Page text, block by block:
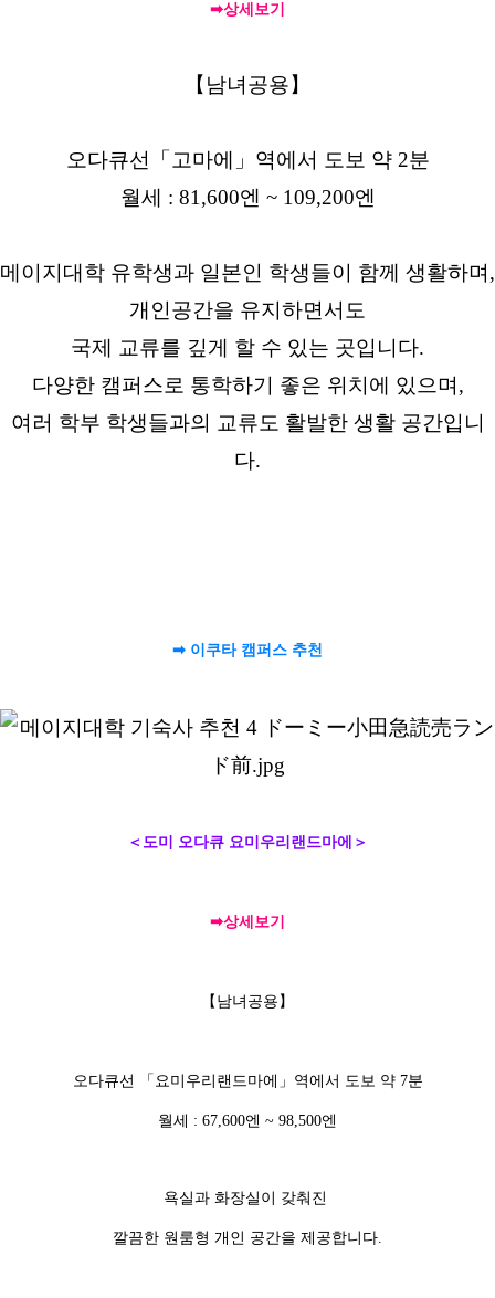
➡상세보기
【남녀공용】
오다큐선
「고마에」역에서 도보 약 2분
월세 : 81,600엔 ~ 109,200엔
메이지대학 유학생과 일본인 학생들이 함께 생활하며,
개인공간을 유지하면서도
국제 교류를 깊게 할 수 있는 곳입니다.
다양한 캠퍼스로 통학하기 좋은 위치에 있으며,
여러 학부 학생들과의 교류도 활발한 생활 공간입니
다.
➡ 이쿠타 캠퍼스 추천
＜도미 오다큐 요미우리랜드마에＞
➡상세보기
【남녀공용】
오다큐선 「 요미우리랜드마에 」 역에서 도보 약 7분
월세 : 67,600엔 ~ 98,500엔
욕실과 화장실이 갖춰진
깔끔한 원룸형 개인 공간을 제공합니다.